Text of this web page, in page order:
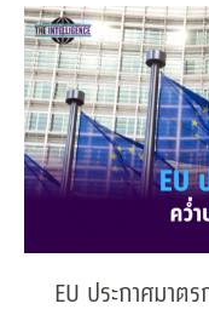
EU ประกาศมาต